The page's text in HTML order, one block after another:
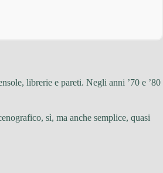
librerie e pareti. Negli anni ’70 e ’80
sì, ma anche semplice, quasi